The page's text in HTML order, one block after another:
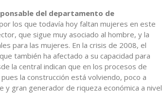
del departamento de
los que todavía hoy faltan mujeres en este
que sigue muy asociado al hombre, y la
para las mujeres. En la crisis de 2008, el
también ha afectado a su capacidad para
la central indican que en los procesos de
la construcción está volviendo, poco a
gran generador de riqueza económica a nivel